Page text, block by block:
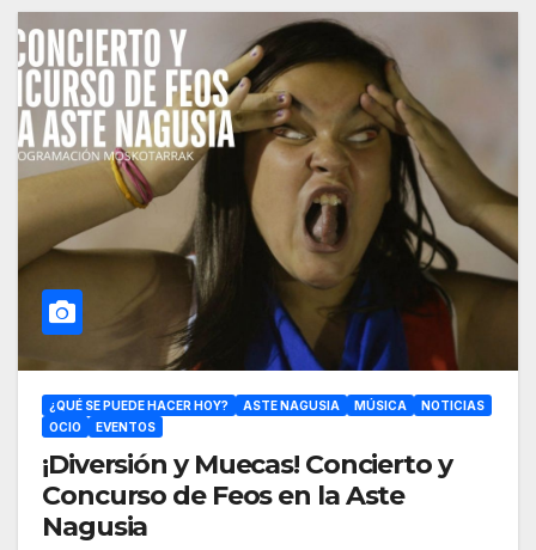
¿QUÉ SE PUEDE HACER HOY? ASTE NAGUSIA MÚSICA
NOTICIAS
OCIO
EVENTOS
¡Diversión y Muecas! Concierto y
Concurso de Feos en la Aste
Nagusia